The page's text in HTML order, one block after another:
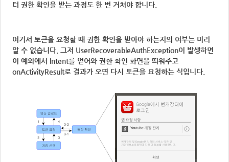
터 권한 확인을 받는 과정도 한 번 거쳐야 합니다.
여기서 토큰을 요청할 때 권한 확인을 받아야 하는지의 여부는 미리
알 수 없습니다. 그저 UserRecoverableAuthException이 발생하면
이 예외에서 Intent를 얻어와 권한 확인 화면을 띄워주고
onActivityResult로 결과가 오면 다시 토큰을 요청하는 식입니다.